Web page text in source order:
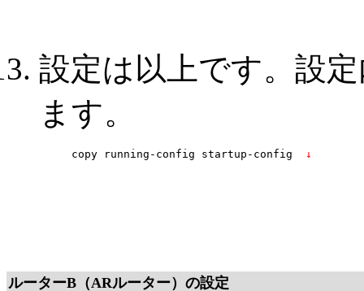
設定は以上です。設
ます。
copy running-config startup-config ↓
ルーターB（ARルーター）の設定